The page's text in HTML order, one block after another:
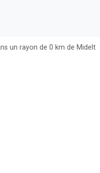
un rayon de 0 km de Midelt